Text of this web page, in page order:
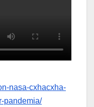
nasa-cxhacxha-
pandemia/